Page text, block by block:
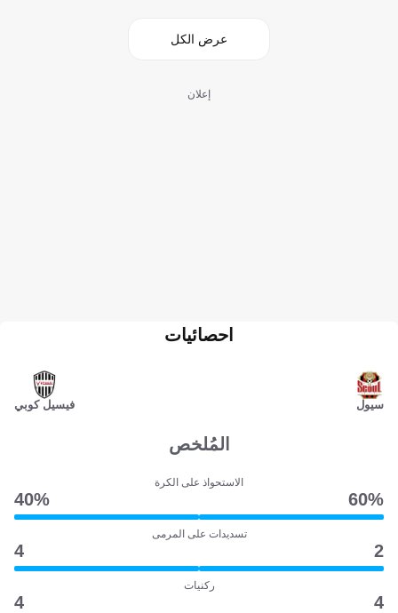
عرض الكل
إعلان
سيول
احصائيات
فيسيل كوبي
المُلخص
الاستحواذ على الكرة
60‎%‎
40‎%‎
تسديدات على المرمى
2
4
ركنيات
4
4